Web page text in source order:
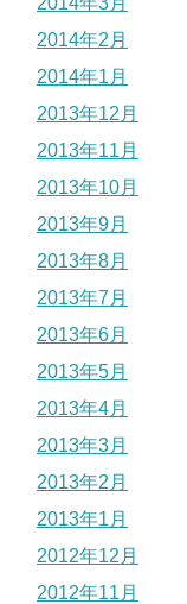
2014年2月
2014年1月
2013年12月
2013年11月
2013年10月
2013年9月
2013年8月
2013年7月
2013年6月
2013年5月
2013年4月
2013年3月
2013年2月
2013年1月
2012年12月
2012年11月